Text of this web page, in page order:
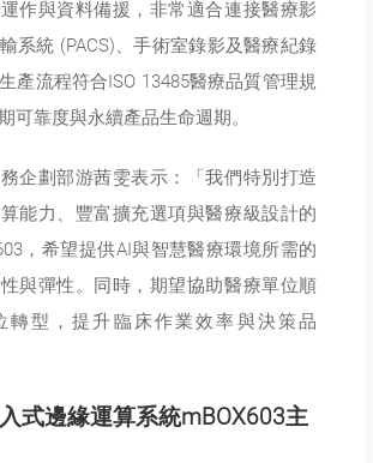
作與資料備援，非常適合連接醫療影
系統 (PACS)、手術室錄影及醫療紀錄
產流程符合ISO 13485醫療品質管理規
可靠度與永續產品生命週期。
企劃部游茜雯表示：「我們特別打造
能力、豐富擴充選項與醫療級設計的
，希望提供AI與智慧醫療環境所需的
與彈性。同時，期望協助醫療單位順
轉型，提升臨床作業效率與決策品
式邊緣運算系統mBOX603主